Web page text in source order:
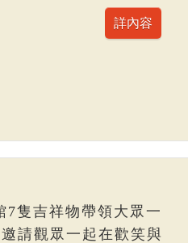
7隻吉祥物帶領大眾一
請觀眾一起在歡笑與